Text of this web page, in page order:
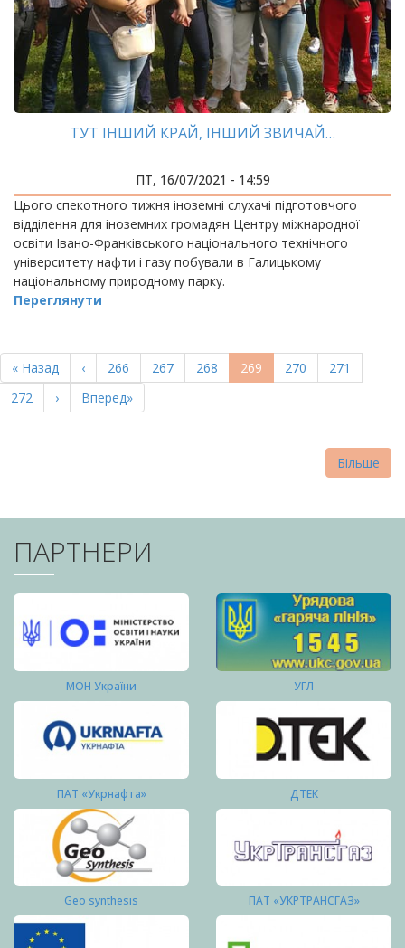
ТУТ ІНШИЙ КРАЙ, ІНШИЙ ЗВИЧАЙ…
ПТ, 16/07/2021 - 14:59
Цього спекотного тижня іноземні слухачі підготовчого
відділення для іноземних громадян Центру міжнародної
освіти Івано-Франківського національного технічного
університету нафти і газу побували в Галицькому
національному природному парку.
Переглянути
НА
СТОРІНКИ
Перша
сторінка
« Назад
Попередня
сторінка
‹ Page
266 Page
267 Page
268
Поточна
сторінка
269 Page
270 Page
271
Page
272
Наступна
сторінка
›
Остання
сторінка
Вперед»
Більше
ПАРТНЕРИ
МОН України УГЛ
ПАТ «Укрнафта» ДТЕК
Geo synthesis ПАТ «УКРТРАНСГАЗ»